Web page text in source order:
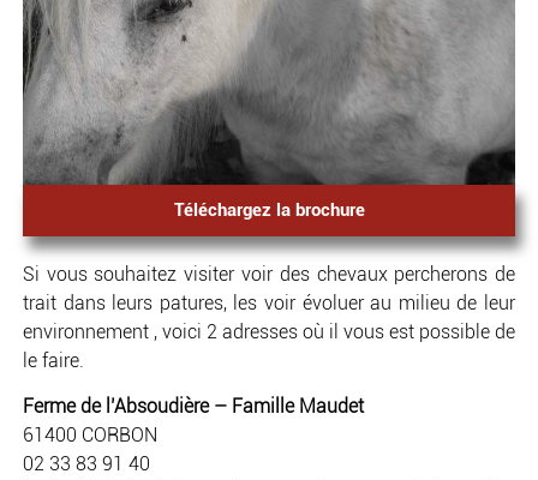
Téléchargez la brochure
Si vous souhaitez visiter voir des chevaux percherons de
trait dans leurs patures, les voir évoluer au milieu de leur
environnement , voici 2 adresses où il vous est possible de
le faire.
Ferme de l’Absoudière – Famille Maudet
61400 CORBON
02 33 83 91 40